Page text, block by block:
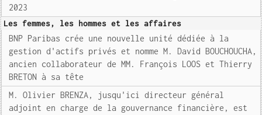
2023
Les femmes, les hommes et les affaires
BNP Paribas crée une nouvelle unité dédiée à la
gestion d'actifs privés et nomme M. David BOUCHOUCHA,
ancien collaborateur de MM. François LOOS et Thierry
BRETON à sa tête
M. Olivier BRENZA, jusqu'ici directeur général
adjoint en charge de la gouvernance financière, est